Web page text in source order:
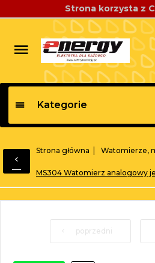
Strona korzysta z
Kategorie
Strona główna Watomierze,
MS304 Watomierz analogowy
poprzedni